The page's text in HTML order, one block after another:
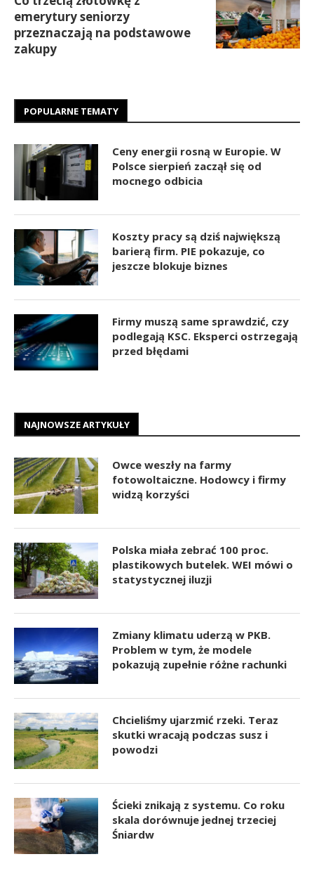
emerytury seniorzy
przeznaczają na podstawowe
zakupy
POPULARNE TEMATY
Ceny energii rosną w Europie. W
Polsce sierpień zaczął się od
mocnego odbicia
Koszty pracy są dziś największą
barierą firm. PIE pokazuje, co
jeszcze blokuje biznes
Firmy muszą same sprawdzić, czy
podlegają KSC. Eksperci ostrzegają
przed błędami
NAJNOWSZE ARTYKUŁY
Owce weszły na farmy
fotowoltaiczne. Hodowcy i firmy
widzą korzyści
Polska miała zebrać 100 proc.
plastikowych butelek. WEI mówi o
statystycznej iluzji
Zmiany klimatu uderzą w PKB.
Problem w tym, że modele
pokazują zupełnie różne rachunki
Chcieliśmy ujarzmić rzeki. Teraz
skutki wracają podczas susz i
powodzi
Ścieki znikają z systemu. Co roku
skala dorównuje jednej trzeciej
Śniardw